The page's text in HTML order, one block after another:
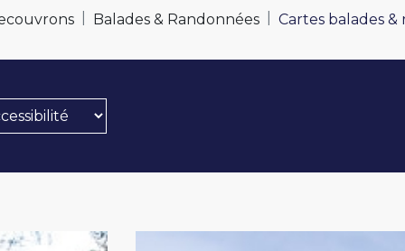
Balades & Randonnées Cartes balades &